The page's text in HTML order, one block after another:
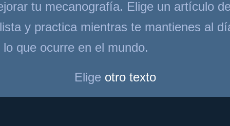
tu mecanografía. Elige un artículo
y practica mientras te mantienes al
lo que ocurre en el mundo.
Elige otro texto